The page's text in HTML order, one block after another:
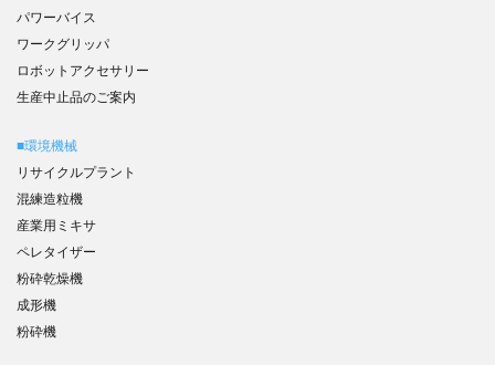
パワーバイス
ワークグリッパ
ロボットアクセサリー
生産中止品のご案内
■環境機械
リサイクルプラント
混練造粒機
産業用ミキサ
ペレタイザー
粉砕乾燥機
成形機
粉砕機